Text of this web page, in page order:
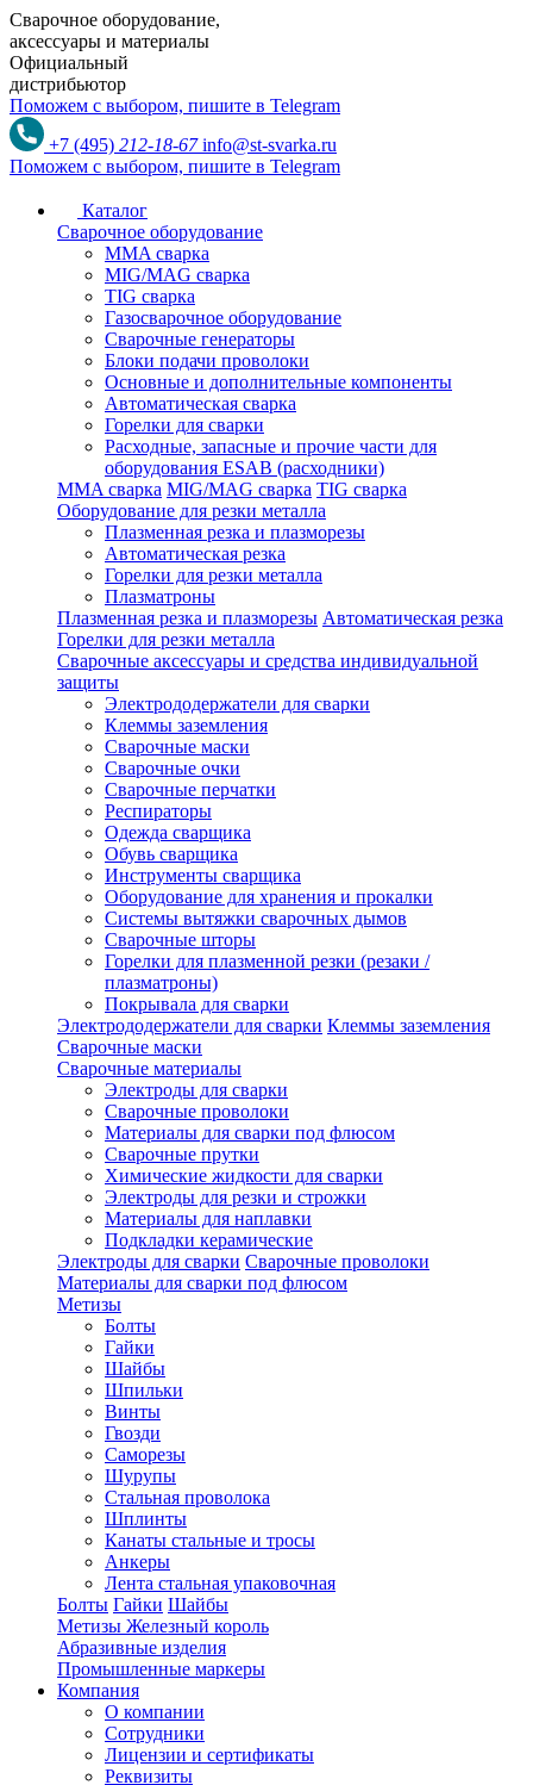
Сварочное оборудование,
аксессуары и материалы
Официальный
дистрибьютор
Поможем с выбором, пишите в Telegram
+7 (495) 212-18-67 info@st-svarka.ru
Поможем с выбором, пишите в Telegram
Каталог
Сварочное оборудование
MMA сварка
MIG/MAG сварка
TIG сварка
Газосварочное оборудование
Сварочные генераторы
Блоки подачи проволоки
Основные и дополнительные компоненты
Автоматическая сварка
Горелки для сварки
Расходные, запасные и прочие части для
оборудования ESAB (расходники)
MMA сварка MIG/MAG сварка TIG сварка
Оборудование для резки металла
Плазменная резка и плазморезы
Автоматическая резка
Горелки для резки металла
Плазматроны
Плазменная резка и плазморезы Автоматическая резка
Горелки для резки металла
Сварочные аксессуары и средства индивидуальной
защиты
Электрододержатели для сварки
Клеммы заземления
Сварочные маски
Сварочные очки
Сварочные перчатки
Респираторы
Одежда сварщика
Обувь сварщика
Инструменты сварщика
Оборудование для хранения и прокалки
Системы вытяжки сварочных дымов
Сварочные шторы
Горелки для плазменной резки (резаки /
плазматроны)
Покрывала для сварки
Электрододержатели для сварки Клеммы заземления
Сварочные маски
Сварочные материалы
Электроды для сварки
Сварочные проволоки
Материалы для сварки под флюсом
Сварочные прутки
Химические жидкости для сварки
Электроды для резки и строжки
Материалы для наплавки
Подкладки керамические
Электроды для сварки Сварочные проволоки
Материалы для сварки под флюсом
Метизы
Болты
Гайки
Шайбы
Шпильки
Винты
Гвозди
Саморезы
Шурупы
Стальная проволока
Шплинты
Канаты стальные и тросы
Анкеры
Лента стальная упаковочная
Болты Гайки Шайбы
Метизы Железный король
Абразивные изделия
Промышленные маркеры
Компания
О компании
Сотрудники
Лицензии и сертификаты
Реквизиты